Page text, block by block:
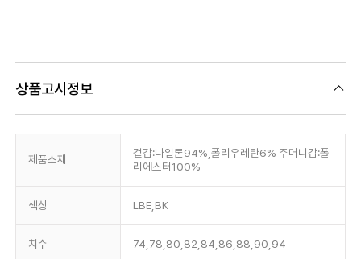
상품고시정보
제품소재
겉감:나일론94%,폴리우레탄6% 주머니감:폴
리에스터100%
색상 LBE,BK
치수 74,78,80,82,84,86,88,90,94